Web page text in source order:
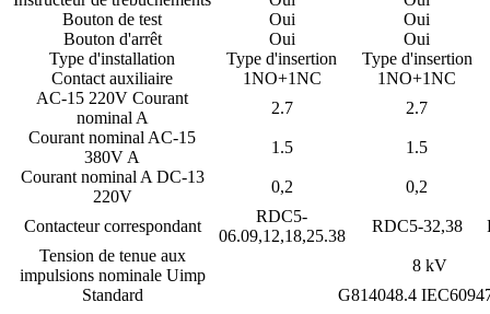
Bouton de test
Oui
Oui
Bouton d'arrêt
Oui
Oui
Type d'installation
Type d'insertion
Type d'insertion
Contact auxiliaire
1NO+1NC
1NO+1NC
AC-15 220V Courant
nominal A
2.7
2.7
Courant nominal AC-15
380V A
1.5
1.5
Courant nominal A DC-13
220V
0,2 0,2
Contacteur correspondant
RDC5-
06.09,12,18,25.38
RDC5-32,38
Tension de tenue aux
impulsions nominale Uimp
8 kV
Standard
G814048.4